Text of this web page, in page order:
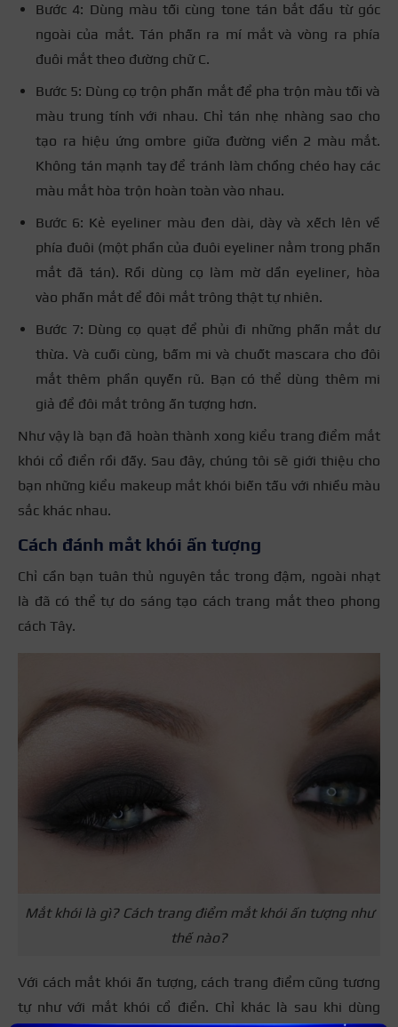
Bước 4: Dùng màu tối cùng tone tán bắt đầu từ góc
ngoài của mắt. Tán phấn ra mí mắt và vòng ra phía
đuôi mắt theo đường chữ C.
Bước 5: Dùng cọ trộn phấn mắt để pha trộn màu tối và
màu trung tính với nhau. Chỉ tán nhẹ nhàng sao cho
tạo ra hiệu ứng ombre giữa đường viền 2 màu mắt.
Không tán mạnh tay để tránh làm chồng chéo hay các
màu mắt hòa trộn hoàn toàn vào nhau.
Bước 6: Kẻ eyeliner màu đen dài, dày và xếch lên về
phía đuôi (một phần của đuôi eyeliner nằm trong phấn
mắt đã tán). Rồi dùng cọ làm mờ dần eyeliner, hòa
vào phấn mắt để đôi mắt trông thật tự nhiên.
Bước 7: Dùng cọ quạt để phủi đi những phấn mắt dư
thừa. Và cuối cùng, bấm mi và chuốt mascara cho đôi
mắt thêm phần quyến rũ. Bạn có thể dùng thêm mi
giả để đôi mắt trông ấn tượng hơn.
Như vậy là bạn đã hoàn thành xong kiểu trang điểm mắt
khói cổ điển rồi đấy. Sau đây, chúng tôi sẽ giới thiệu cho
bạn những kiểu makeup mắt khói biến tấu với nhiều màu
sắc khác nhau.
Cách đánh mắt khói ấn tượng
Chỉ cần bạn tuân thủ nguyên tắc trong đậm, ngoài nhạt
là đã có thể tự do sáng tạo cách trang mắt theo phong
cách Tây.
Mắt khói là gì? Cách trang điểm mắt khói ấn tượng như
thế nào?
Với cách mắt khói ấn tượng, cách trang điểm cũng tương
tự như với mắt khói cổ điển. Chỉ khác là sau khi dùng